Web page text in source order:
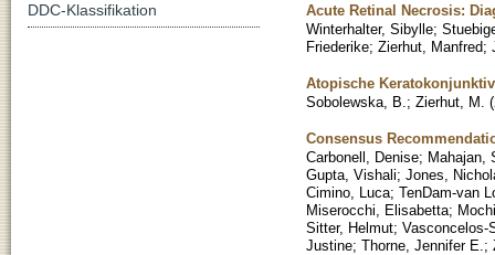
Acute Retinal Necrosis:
Winterhalter, Sibylle;
Friederike; Zierhut, Manfred;
Atopische
Sobolewska, B. ; Zierhut, M. (
Consensus
Carbonell, Denise; Mahajan,
Gupta, Vishali; Jones,
Cimino, Luca; TenDam-van
Miserocchi, Elisabetta;
Sitter, Helmut; Vasconcelos-
Justine; Thorne, Jennifer E. ;
DDC-Klassifikation